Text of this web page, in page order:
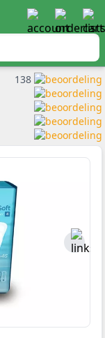
broekjes»
138